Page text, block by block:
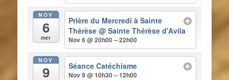
NOV
6
mer
Prière du Mercredi à Sainte
Thérèse@ Sainte Thérèse d'Avila
Nov 6 @ 20h00 – 22h00
NOV
9 Séance Catéchisme
Nov 9 @ 10h30 – 12h00